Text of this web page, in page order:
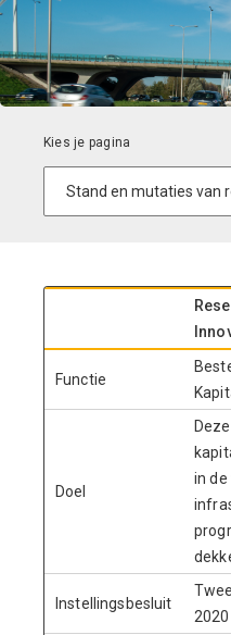
Functie
Doel
in
Instellingsbesluit
2020